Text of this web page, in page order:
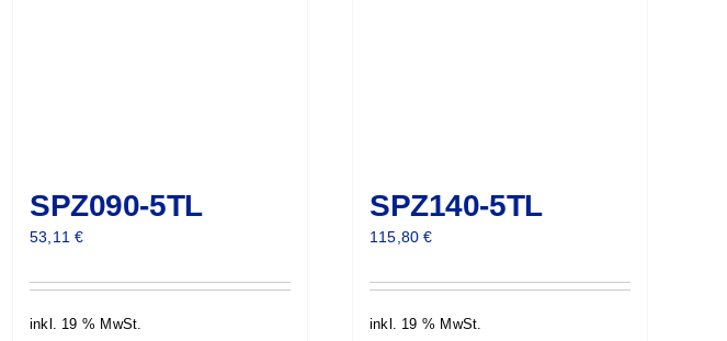
SPZ090-5TL
53,11€
inkl. 19 % MwSt.
SPZ140-5TL
115,80€
inkl. 19 % MwSt.